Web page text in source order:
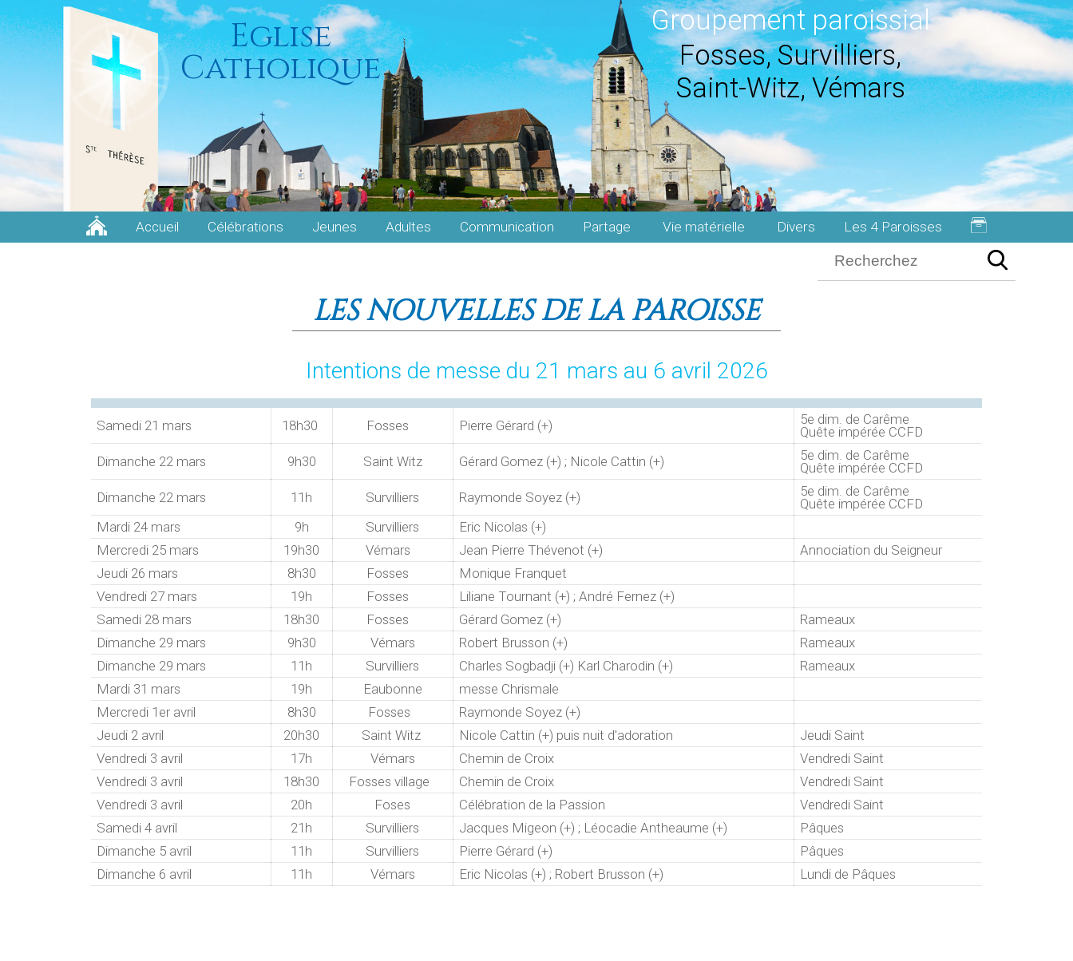
Eglise
Catholique
Groupement paroissial
Fosses, Survilliers,
Saint-Witz, Vémars
Accueil Célébrations
ere
Jeunes Adultes Communication Partage Vie matérielle Divers Les 4 Paroisses
LES NOUVELLES DE LA PAROISSE
Intentions de messe du 21 mars au 6 avril 2026
Samedi 21 mars 18h30 Fosses Pierre Gérard (+)
5e dim. de Carême
Quête impérée CCFD
Dimanche 22 mars
9h30 Saint Witz Gérard Gomez (+) ; Nicole Cattin (+)
5e dim. de Carême
Quête impérée CCFD
Dimanche 22 mars
11h Survilliers Raymonde Soyez (+)
5e dim. de Carême
Quête impérée CCFD
Mardi 24 mars
9h Survilliers
Eric Nicolas (+)
Mercredi 25 mars
19h30 Vémars Jean Pierre Thévenot (+)
Annociation du Seigneur
Jeudi 26 mars
8h30 Fosses
Monique Franquet
Vendredi 27 mars
19h Fosses
Liliane Tournant (+) ; André Fernez (+)
Samedi 28 mars
18h30 Fosses Gérard Gomez (+)
Rameaux
Dimanche 29 mars
9h30 Vémars Robert Brusson (+)
Rameaux
Dimanche 29 mars
11h Survilliers Charles Sogbadji (+) Karl Charodin (+)
Rameaux
Mardi 31 mars
19h Eaubonne
messe Chrismale
Mercredi 1er avril
8h30 Fosses
Raymonde Soyez (+)
Jeudi 2 avril
20h30 Saint Witz Nicole Cattin (+) puis nuit d'adoration
Jeudi Saint
Vendredi 3 avril
17h Vémars Chemin de Croix
Vendredi Saint
Vendredi 3 avril
18h30 Fosses village Chemin de Croix
Vendredi Saint
Vendredi 3 avril
20h Foses Célébration de la Passion
Vendredi Saint
Samedi 4 avril
21h Survilliers Jacques Migeon (+) ; Léocadie Antheaume (+)
Pâques
Dimanche 5 avril
11h Survilliers Pierre Gérard (+)
Pâques
Dimanche 6 avril
11h Vémars Eric Nicolas (+) ; Robert Brusson (+) Lundi de Pâques